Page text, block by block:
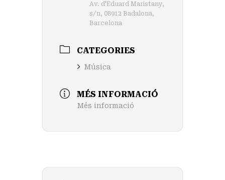
Av. d'Eduard Maristany,
s/n, 08912 Badalona,
Barcelona
CATEGORIES
Música
MÉS INFORMACIÓ
Més informació